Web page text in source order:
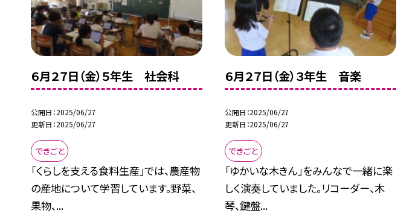
６月２７日（金）５年生 社会科
公開日 2025/06/27
更新日 2025/06/27
できごと
「くらしを支える食料生産」では、農産物
の産地について学習しています。野菜、
果物、...
６月２７日（金）３年生 音楽
公開日 2025/06/27
更新日 2025/06/27
できごと
「ゆかいな木きん」をみんなで一緒に楽
しく演奏していました。リコーダー、木
琴、鍵盤...